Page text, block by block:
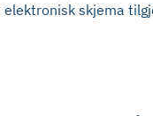
skjema